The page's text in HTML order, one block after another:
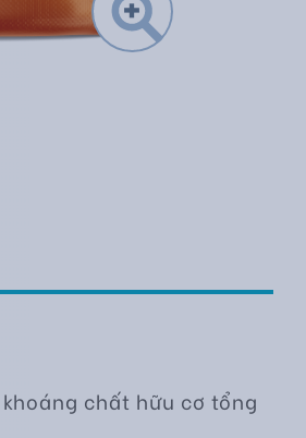
chất hữu cơ tổng